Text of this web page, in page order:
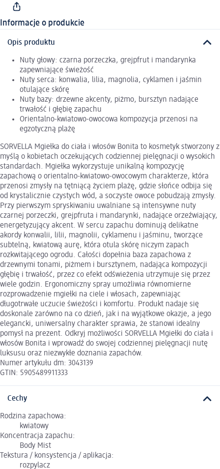
Informacje o produkcie
Opis produktu
Nuty głowy: czarna porzeczka, grejpfrut i mandarynka
zapewniające świeżość
Nuty serca: konwalia, lilia, magnolia, cyklamen i jaśmin
otulające skórę
Nuty bazy: drzewne akcenty, piżmo, bursztyn nadające
trwałość i głębię zapachu
Orientalno-kwiatowo-owocowa kompozycja przenosi na
egzotyczną plażę
SORVELLA Mgiełka do ciała i włosów Bonita to kosmetyk stworzony z
myślą o kobietach oczekujących codziennej pielęgnacji o wysokich
standardach. Mgiełka wykorzystuje unikalną kompozycję
zapachową o orientalno-kwiatowo-owocowym charakterze, która
przenosi zmysły na tętniącą życiem plażę, gdzie słońce odbija się
od krystalicznie czystych wód, a soczyste owoce pobudzają zmysły.
Przy pierwszym spryskiwaniu uwalniane są intensywne nuty
czarnej porzeczki, grejpfruta i mandarynki, nadające orzeźwiający,
energetyzujący akcent. W sercu zapachu dominują delikatne
akordy konwalii, lilii, magnolii, cyklamenu i jaśminu, tworzące
subtelną, kwiatową aurę, która otula skórę niczym zapach
rozkwitającego ogrodu. Całości dopełnia baza zapachowa z
drzewnymi tonami, piżmem i bursztynem, nadająca kompozycji
głębię i trwałość, przez co efekt odświeżenia utrzymuje się przez
wiele godzin. Ergonomiczny spray umożliwia równomierne
rozprowadzenie mgiełki na ciele i włosach, zapewniając
długotrwałe uczucie świeżości i komfortu. Produkt nadaje się
doskonale zarówno na co dzień, jak i na wyjątkowe okazje, a jego
elegancki, uniwersalny charakter sprawia, że stanowi idealny
pomysł na prezent. Odkryj możliwości SORVELLA Mgiełki do ciała i
włosów Bonita i wprowadź do swojej codziennej pielęgnacji nutę
luksusu oraz niezwykłe doznania zapachów.
Numer artykułu dm: 3043139
GTIN: 5905489911333
Cechy
Rodzina zapachowa:
kwiatowy
Koncentracja zapachu:
Body Mist
Tekstura / konsystencja / aplikacja:
rozpylacz